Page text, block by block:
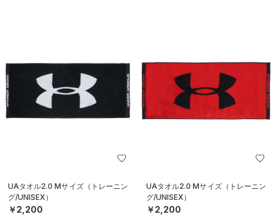
UAタオル2.0 Mサイズ（トレーニン
グ/UNISEX）
￥2,200
UAタオル2.0 Mサイズ（トレーニン
グ/UNISEX）
￥2,200